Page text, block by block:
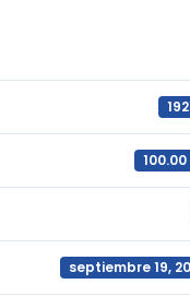
100.00
septiembre 19,